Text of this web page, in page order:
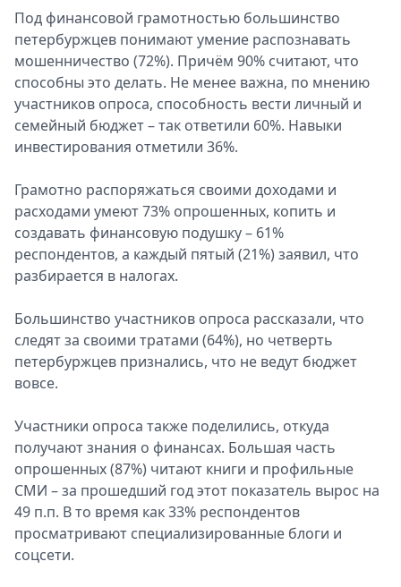
Под финансовой грамотностью большинство
петербуржцев понимают умение распознавать
мошенничество (72%). Причём 90% считают, что
способны это делать. Не менее важна, по мнению
участников опроса, способность вести личный и
семейный бюджет – так ответили 60%. Навыки
инвестирования отметили 36%.
Грамотно распоряжаться своими доходами и
расходами умеют 73% опрошенных, копить и
создавать финансовую подушку – 61%
респондентов, а каждый пятый (21%) заявил, что
разбирается в налогах.
Большинство участников опроса рассказали, что
следят за своими тратами (64%), но четверть
петербуржцев признались, что не ведут бюджет
вовсе.
Участники опроса также поделились, откуда
получают знания о финансах. Большая часть
опрошенных (87%) читают книги и профильные
СМИ – за прошедший год этот показатель вырос на
49 п.п. В то время как 33% респондентов
просматривают специализированные блоги и
соцсети.